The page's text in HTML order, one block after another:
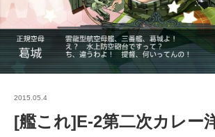
2015.05.4
[艦これ]E-2第二次カレー